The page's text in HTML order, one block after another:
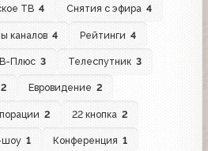
ТВ 4 Снятия с эфира 4
каналов 4 Рейтинги 4
Плюс 3 Телеспутник 3
2 Евровидение 2
2 22 кнопка 2
шоу 1 Конференция 1